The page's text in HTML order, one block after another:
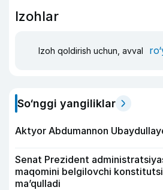
Izohlar
Izoh qoldirish uchun, avval
So‘nggi yangiliklar
Aktyor Abdu­mannon
Senat Prezident
maqomini belgilovchi
ma’qulladi